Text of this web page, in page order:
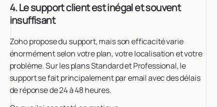
4. Le support client est inégal et souvent
insuffisant
Zoho propose du support, mais son efficacité varie
énormément selon votre plan, votre localisation et votre
problème. Sur les plans Standard et Professional, le
support se fait principalement par email avec des délais
de réponse de 24 à 48 heures.